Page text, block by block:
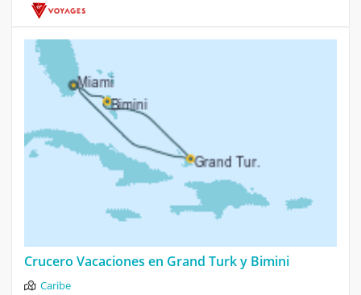
Crucero Vacaciones en Grand Turk y Bimini
Caribe